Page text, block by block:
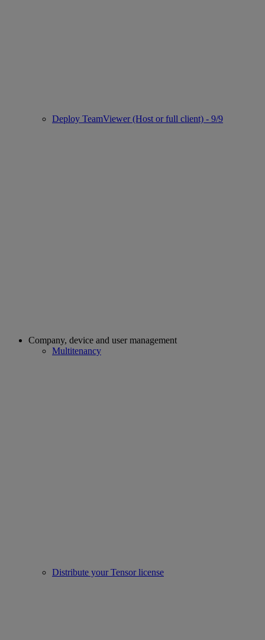
Deploy TeamViewer (Host or full client) - 9/9
Company, device and user management
Multitenancy
Distribute your Tensor license